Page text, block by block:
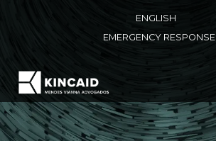
ENGLISH
EMERGENCY RESPONSE